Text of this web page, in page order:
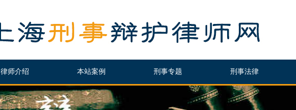
律师介绍 本站案例 刑事专题 刑事法律